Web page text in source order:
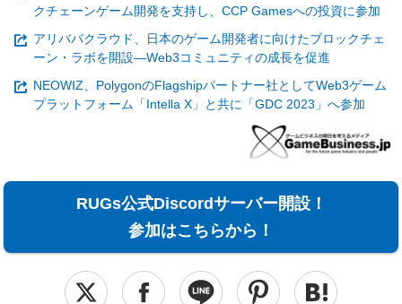
クチェーンゲーム開発を支持し、CCP Gamesへの投資に参加
アリババクラウド、日本のゲーム開発者に向けたブロックチェ
ーン・ラボを開設―Web3コミュニティの成長を促進
NEOWIZ、PolygonのFlagshipパートナー社としてWeb3ゲーム
プラットフォーム「Intella X」と共に「GDC 2023」へ参加
RUGs公式Discordサーバー開設！
参加はこちらから！